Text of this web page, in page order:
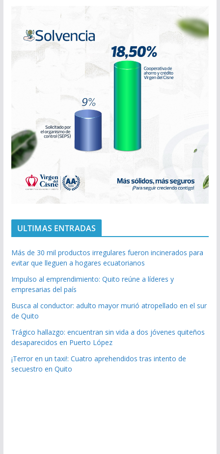
ULTIMAS ENTRADAS
Más de 30 mil productos irregulares fueron incinerados para
evitar que lleguen a hogares ecuatorianos
Impulso al emprendimiento: Quito reúne a líderes y
empresarias del país
Busca al conductor: adulto mayor murió atropellado en el sur
de Quito
Trágico hallazgo: encuentran sin vida a dos jóvenes quiteños
desaparecidos en Puerto López
¡Terror en un taxi!: Cuatro aprehendidos tras intento de
secuestro en Quito